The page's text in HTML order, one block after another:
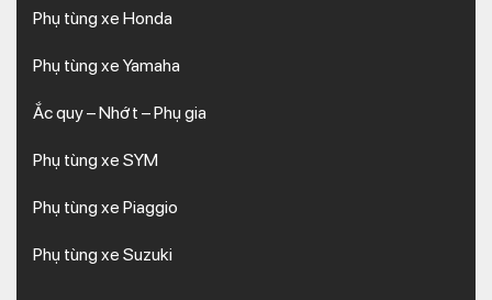
Phụ tùng xe Honda
Phụ tùng xe Yamaha
Ắc quy – Nhớt – Phụ gia
Phụ tùng xe SYM
Phụ tùng xe Piaggio
Phụ tùng xe Suzuki